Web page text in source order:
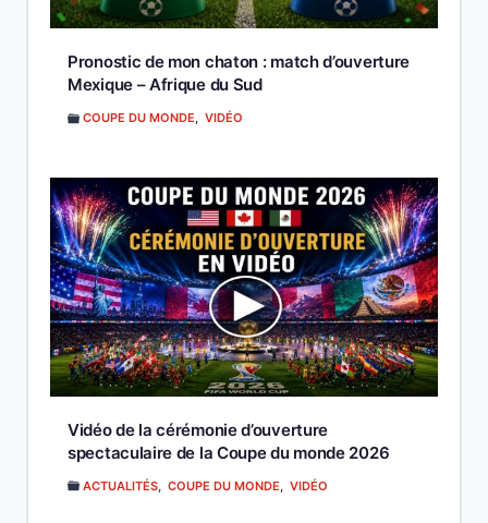
Pronostic de mon chaton : match d’ouverture
Mexique – Afrique du Sud
COUPE DU MONDE, VIDÉO
Vidéo de la cérémonie d’ouverture
spectaculaire de la Coupe du monde 2026
ACTUALITÉS COUPE DU MONDE VIDÉO